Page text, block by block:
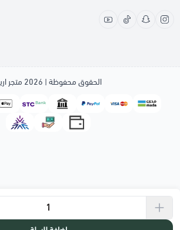
الحقوق محفوظة | 2026 متجر